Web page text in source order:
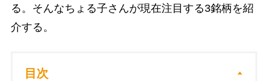
る。そんなちょる子さんが現在注目する3銘柄を紹
介する。
目次